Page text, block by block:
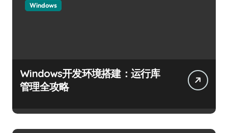
Windows
Windows开发环境搭建：运行库
管理全攻略